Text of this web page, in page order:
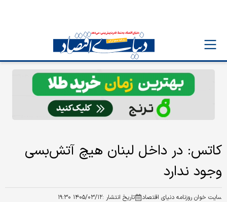
کاتس: در داخل لبنان هیچ آتش‌بسی
وجود ندارد
سایت خوان روزنامه دنیای اقتصاد تاریخ انتشار :۱۴۰۵/۰۳/۱۲ ۱۹:۳۰